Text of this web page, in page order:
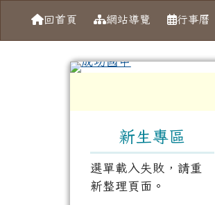
台南市成功國中
導覽列
回首頁 網站導覽 行事曆
左邊區域內容
新生專區
選單載入失敗，請重
新整理頁面。
頁尾區域